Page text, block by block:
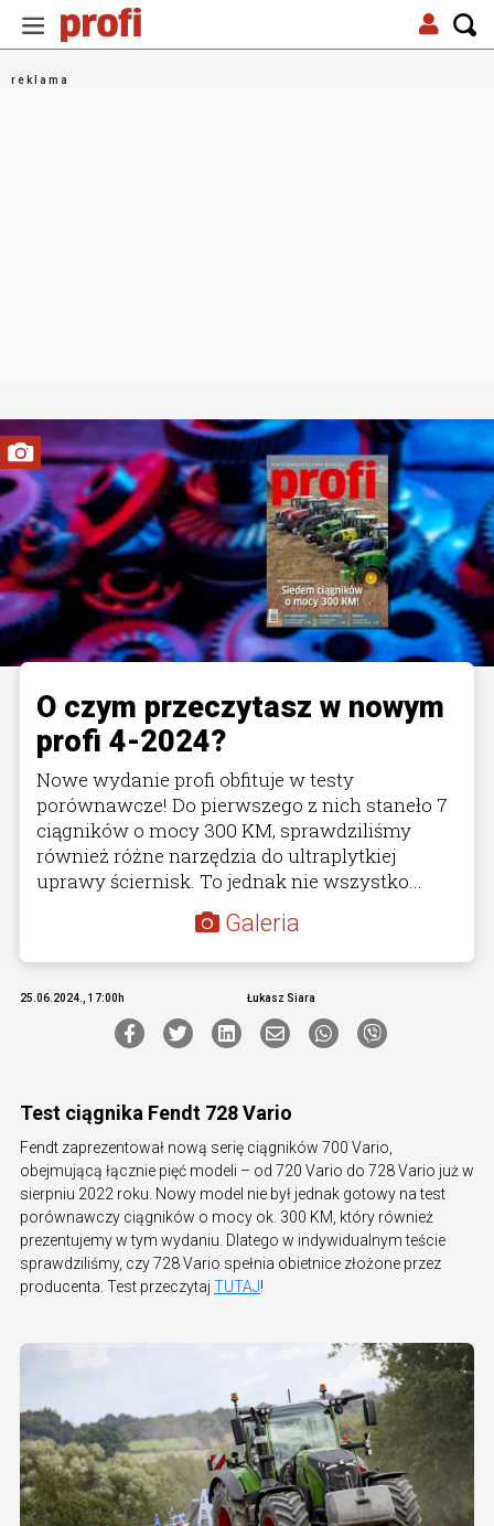
O czym przeczytasz w nowym
profi 4-2024?
Nowe wydanie profi obfituje w testy
porównawcze! Do pierwszego z nich staneło 7
ciągników o mocy 300 KM, sprawdziliśmy
również różne narzędzia do ultraplytkiej
uprawy ściernisk. To jednak nie wszystko...
Galeria
25.06.2024., 17:00h Łukasz Siara
Test ciągnika Fendt 728 Vario
Fendt zaprezentował nową serię ciągników 700 Vario,
obejmującą łącznie pięć modeli – od 720 Vario do 728 Vario już w
sierpniu 2022 roku. Nowy model nie był jednak gotowy na test
porównawczy ciągników o mocy ok. 300 KM, który również
prezentujemy w tym wydaniu. Dlatego w indywidualnym teście
sprawdziliśmy, czy 728 Vario spełnia obietnice złożone przez
producenta. Test przeczytaj TUTAJ!